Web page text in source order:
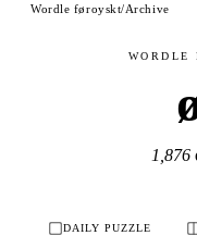
Wordle føroyskt/Archive
WORDLE
1,876
DAILY PUZZLE